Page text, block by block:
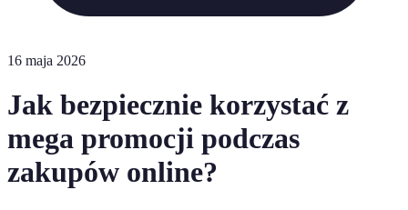
16 maja 2026
Jak bezpiecznie korzystać z
mega promocji podczas
zakupów online?